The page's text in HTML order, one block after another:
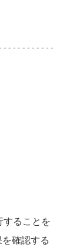
ることを
確認する